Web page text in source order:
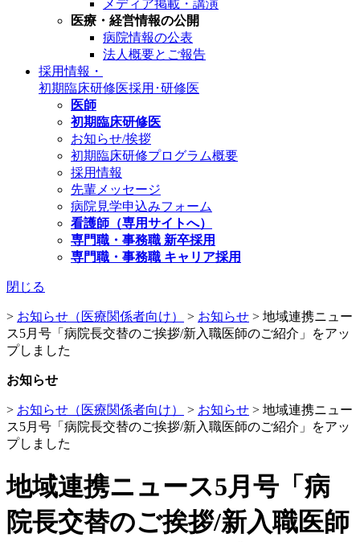
メディア掲載・講演
医療・経営情報の公開
病院情報の公表
法人概要とご報告
採用情報・
初期臨床研修医採用･研修医
医師
初期臨床研修医
お知らせ/挨拶
初期臨床研修プログラム概要
採用情報
先輩メッセージ
病院見学申込みフォーム
看護師（専用サイトへ）
専門職・事務職 新卒採用
専門職・事務職 キャリア採用
閉じる
> お知らせ（医療関係者向け） > お知らせ > 地域連携ニュー
ス5月号「病院長交替のご挨拶/新入職医師のご紹介」をアッ
プしました
お知らせ
> お知らせ（医療関係者向け） > お知らせ > 地域連携ニュー
ス5月号「病院長交替のご挨拶/新入職医師のご紹介」をアッ
プしました
地域連携ニュース5月号「病
院長交替のご挨拶/新入職医師